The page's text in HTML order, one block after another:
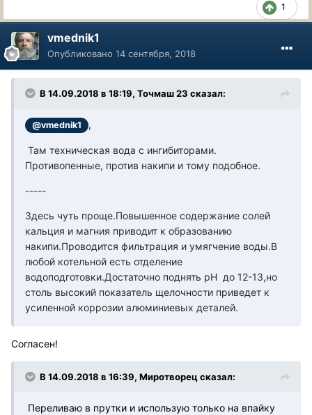
1
vmednik1
Опубликовано 14 сентября, 2018
В 14.09.2018 в 18:19, Точмаш 23 сказал:
@vmednik1 ,
Там техническая вода с ингибиторами.
Противопенные, против накипи и тому подобное.
-----
Здесь чуть проще.Повышенное содержание солей
кальция и магния приводит к образованию
накипи.Проводится фильтрация и умягчение воды.В
любой котельной есть отделение
водоподготовки.Достаточно поднять pH до 12-13,но
столь высокий показатель щелочности приведет к
усиленной коррозии алюминиевых деталей.
Согласен!
В 14.09.2018 в 16:39, Миротворец сказал:
Переливаю в прутки и использую только на впайку